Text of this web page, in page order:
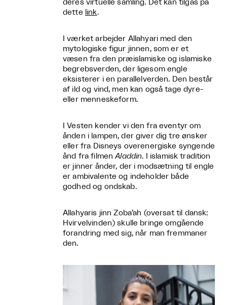
deres virtuelle samling. Det kan tilgås på
dette link.
I værket arbejder Allahyari med den
mytologiske figur jinnen, som er et
væsen fra den præislamiske og islamiske
begrebsverden, der ligesom engle
eksisterer i en parallelverden. Den består
af ild og vind, men kan også tage dyre-
eller menneskeform.
I Vesten kender vi den fra eventyr om
ånden i lampen, der giver dig tre ønsker
eller fra Disneys overenergiske syngende
ånd fra filmenAladdin. I islamisk tradition
er jinner ånder, der i modsætning til engle
er ambivalente og indeholder både
godhed og ondskab.
Allahyaris jinn Zoba’ah (oversat til dansk:
Hvirvelvinden) skulle bringe omgående
forandring med sig, når man fremmaner
den.